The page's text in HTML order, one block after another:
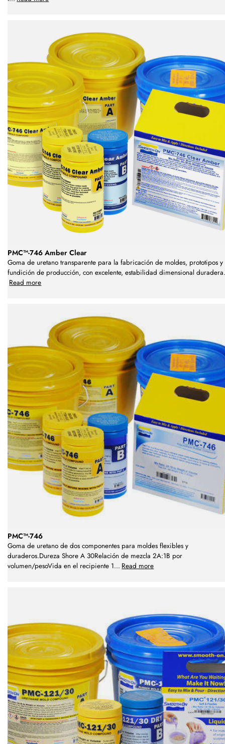
PMC™-746 Amber Clear
Goma de uretano transparente para la fabricación de moldes, prototipos y
fundición de producción, con excelente, estabilidad dimensional duradera
Read more
PMC™-746
Goma de uretano de dos componentes para moldes flexibles y
duraderos.Dureza Shore A 30Relación de mezcla 2A:1B por
volumen/pesoVida en el recipiente 1... Read more